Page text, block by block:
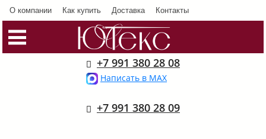
О компании Как купить Доставка Контакты
+7 991 380 28 08
Написать в MAX
+7 991 380 28 09